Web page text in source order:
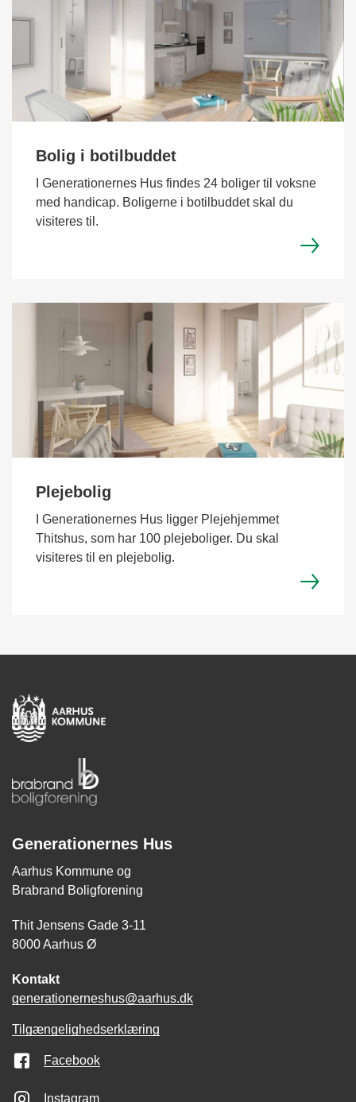
Bolig i botilbuddet
I Generationernes Hus findes 24 boliger til voksne
med handicap. Boligerne i botilbuddet skal du
visiteres til.
Plejebolig
I Generationernes Hus ligger Plejehjemmet
Thitshus, som har 100 plejeboliger. Du skal
visiteres til en plejebolig.
Generationernes Hus
Aarhus Kommune og
Brabrand Boligforening
Thit Jensens Gade 3-11
8000 Aarhus Ø
Kontakt
generationerneshus@aarhus.dk
Tilgængelighedserklæring
Facebook
Instagram